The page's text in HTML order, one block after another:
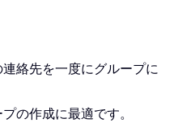
絡先を一度にグループに
の作成に最適です。